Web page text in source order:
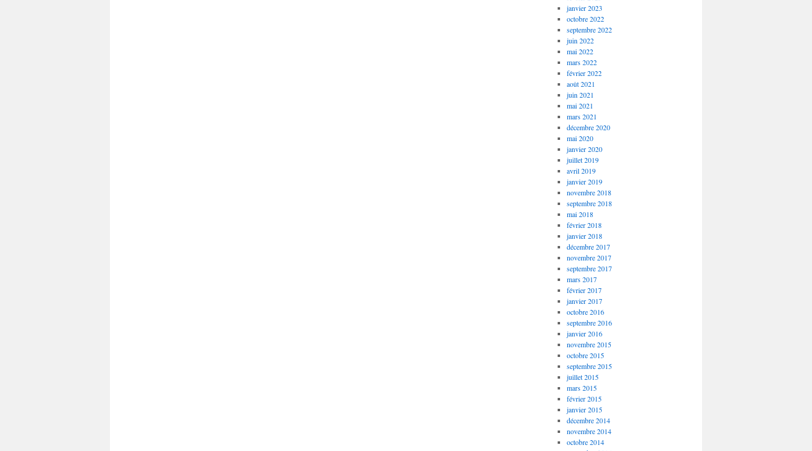
janvier 2023
octobre 2022
septembre 2022
juin 2022
mai 2022
mars 2022
février 2022
août 2021
juin 2021
mai 2021
mars 2021
décembre 2020
mai 2020
janvier 2020
juillet 2019
avril 2019
janvier 2019
novembre 2018
septembre 2018
mai 2018
février 2018
janvier 2018
décembre 2017
novembre 2017
septembre 2017
mars 2017
février 2017
janvier 2017
octobre 2016
septembre 2016
janvier 2016
novembre 2015
octobre 2015
septembre 2015
juillet 2015
mars 2015
février 2015
janvier 2015
décembre 2014
novembre 2014
octobre 2014